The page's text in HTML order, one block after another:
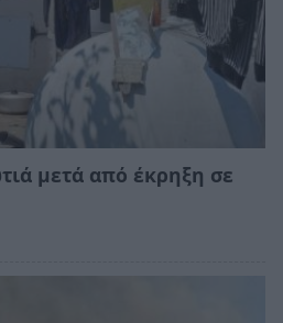
μετά από έκρηξη σε